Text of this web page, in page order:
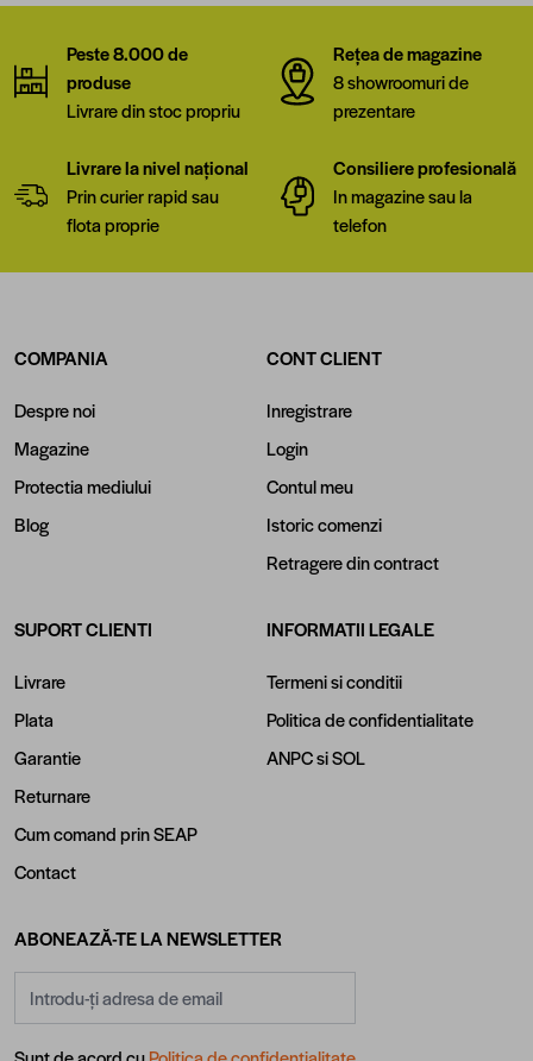
Peste 8.000 de
produse
Livrare din stoc propriu
Rețea de magazine
8 showroomuri de
prezentare
Livrare la nivel național
Prin curier rapid sau
flota proprie
Consiliere profesională
In magazine sau la
telefon
COMPANIA
Despre noi
Magazine
Protectia mediului
Blog
CONT CLIENT
Inregistrare
Login
Contul meu
Istoric comenzi
Retragere din contract
SUPORT CLIENTI
Livrare
Plata
Garantie
Returnare
Cum comand prin SEAP
Contact
INFORMATII LEGALE
Termeni si conditii
Politica de confidentialitate
ANPCsiSOL
ABONEAZĂ-TE LA NEWSLETTER